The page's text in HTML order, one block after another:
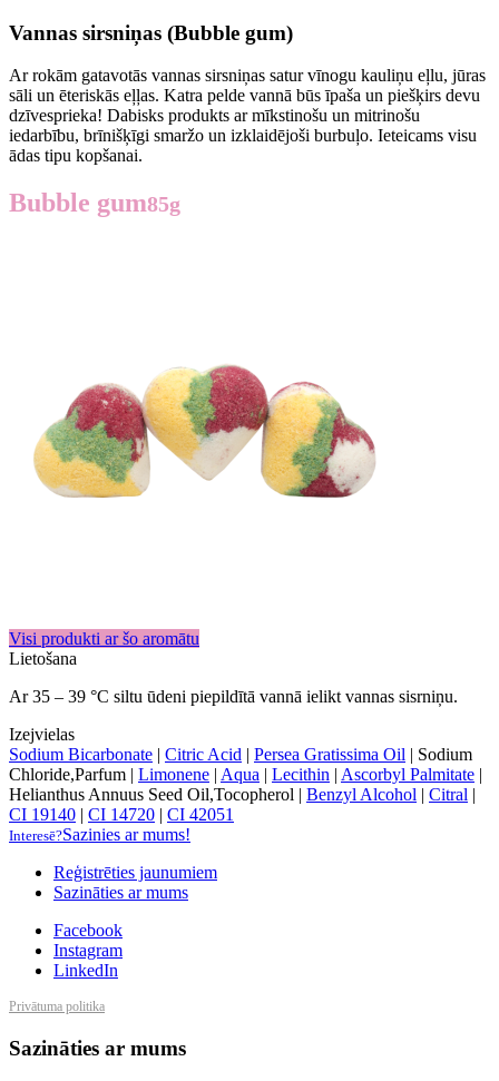
Vannas sirsniņas (Bubble gum)
Ar rokām gatavotās vannas sirsniņas satur vīnogu kauliņu eļlu, jūras
sāli un ēteriskās eļļas. Katra pelde vannā būs īpaša un piešķirs devu
dzīvesprieka! Dabisks produkts ar mīkstinošu un mitrinošu
iedarbību, brīnišķīgi smaržo un izklaidējoši burbuļo. Ieteicams visu
ādas tipu kopšanai.
Bubble gum85g
Visi produkti ar šo aromātu
Lietošana
Ar 35 – 39 °C siltu ūdeni piepildītā vannā ielikt vannas sisrniņu.
Izejvielas
Sodium Bicarbonate | Citric Acid | Persea Gratissima Oil | Sodium
Chloride,Parfum | Limonene | Aqua | Lecithin | Ascorbyl Palmitate |
Helianthus Annuus Seed Oil,Tocopherol | Benzyl Alcohol | Citral |
CI 19140 | CI 14720 | CI 42051
Interesē?Sazinies ar mums!
Reģistrēties jaunumiem
Sazināties ar mums
Facebook
Instagram
LinkedIn
Privātuma politika
Sazināties ar mums